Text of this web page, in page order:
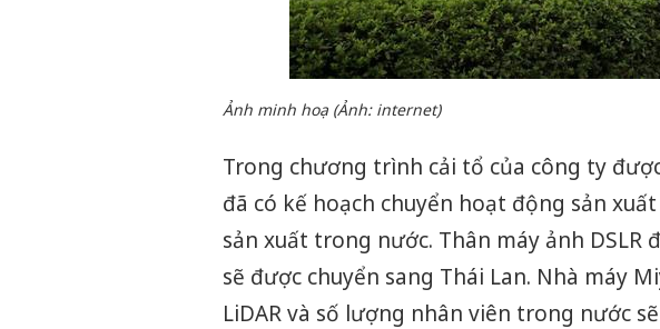
Ảnh minh hoạ (Ảnh: internet)
Trong chương trình cải tổ của công ty
đã có kế hoạch chuyển hoạt động sản
sản xuất trong nước. Thân máy ảnh DSLR
sẽ được chuyển sang Thái Lan. Nhà máy
LiDAR và số lượng nhân viên trong nước